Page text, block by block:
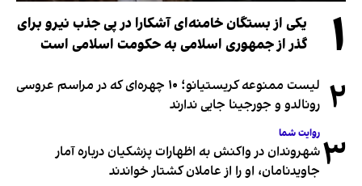
۱
یکی از بستگان خامنه‌ای آشکارا در پی جذب نیرو برای
گذر از جمهوری اسلامی به حکومت اسلامی است
۲
لیست ممنوعه کریستیانو؛ ۱۰ چهره‌ای که در مراسم عروسی
رونالدو و جورجینا جایی ندارند
۳ روایت شما
شهروندان در واکنش به اظهارات پزشکیان درباره آمار
جاویدنامان، او را از عاملان کشتار خواندند